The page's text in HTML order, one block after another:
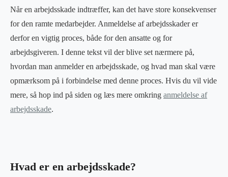
Når en arbejdsskade indtræffer, kan det have store konsekvenser
for den ramte medarbejder. Anmeldelse af arbejdsskader er
derfor en vigtig proces, både for den ansatte og for
arbejdsgiveren. I denne tekst vil der blive set nærmere på,
hvordan man anmelder en arbejdsskade, og hvad man skal være
opmærksom på i forbindelse med denne proces. Hvis du vil vide
mere, så hop ind på siden og læs mere omkring anmeldelse af
arbejdsskade.
Hvad er en arbejdsskade?